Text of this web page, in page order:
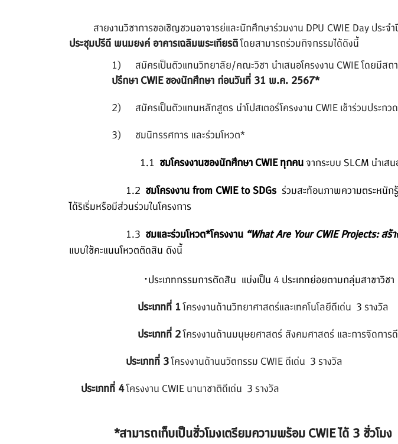
สายงานวิชาการขอเชิญชวนอาจารย์และนักศึกษาร่วมงาน DPU CWIE Day ประ
ประชุมปรีดี พนมยงค์ อาคารเฉลิมพระเกียรติโดยสามารถร่วมกิจกรรมได้ดังนี้
1) สมัครเป็นตัวแทนวิทยาลัย/คณะวิชา นำเสนอโครงงาน CWIE โดยมีสถ
ปรึกษาCWIE ของนักศึกษา ก่อนวันที่ 31 พ.ค. 2567*
2) สมัครเป็นตัวแทนหลักสูตร นำโปสเตอร์โครงงาน CWIE เข้าร่วมประกวด
3) ชมนิทรรศการ และร่วมโหวต*
1.1 ชมโครงงานของนักศึกษาCWIE ทุกคนจากระบบ SLCM นำเส
1.2 ชมโครงงานfrom CWIE to SDGs ร่วมสะท้อนภาพความตระหนักรู้
ได้ริเริ่มหรือมีส่วนร่วมในโครงการ
1.3 ชมและร่วมโหวต*โครงงาน “What Are Your CWIE Projects: สร้า
แบบใช้คะแนนโหวตตัดสิน ดังนี้
·ประเภทกรรมการตัดสิน แบ่งเป็น 4ประเภทย่อยตามกลุ่มสาขาวิชา
ประเภทที่ 1โครงงานด้านวิทยาศาสตร์และเทคโนโลยีดีเด่น 3 รางวัล
ประเภทที่ 2โครงงานด้านมนุษยศาสตร์ สังคมศาสตร์ และการจัดการ
ประเภทที่ 3โครงงานด้านนวัตกรรม CWIE ดีเด่น 3 รางวัล
ประเภทที่ 4โครงงาน CWIE นานาชาติดีเด่น 3 รางวัล
*สามารถเก็บเป็นชั่วโมงเตรียมความพร้อมCWIE ได้ 3 ชั่วโมง